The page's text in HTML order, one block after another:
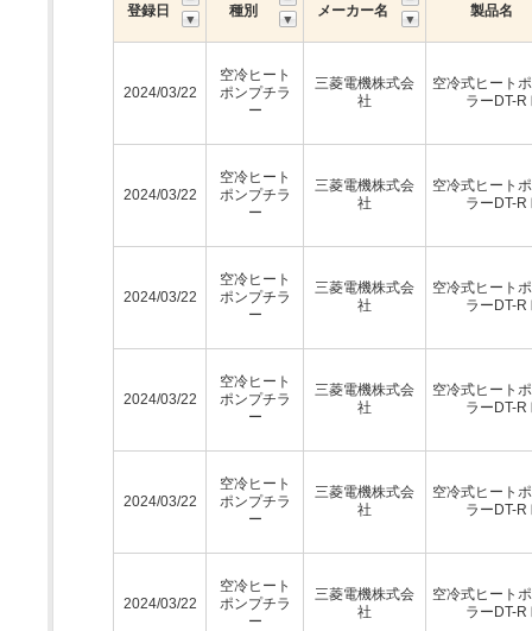
登録日 種別 メーカー名 製品名
2024/03/22
空冷ヒート
ポンプチラ
ー
三菱電機株式会
社
空冷式ヒート
ラーDT-
2024/03/22
空冷ヒート
ポンプチラ
ー
三菱電機株式会
社
空冷式ヒート
ラーDT-
2024/03/22
空冷ヒート
ポンプチラ
ー
三菱電機株式会
社
空冷式ヒート
ラーDT-
2024/03/22
空冷ヒート
ポンプチラ
ー
三菱電機株式会
社
空冷式ヒート
ラーDT-
2024/03/22
空冷ヒート
ポンプチラ
ー
三菱電機株式会
社
空冷式ヒート
ラーDT-
2024/03/22
空冷ヒート
ポンプチラ
ー
三菱電機株式会
社
空冷式ヒート
ラーDT-